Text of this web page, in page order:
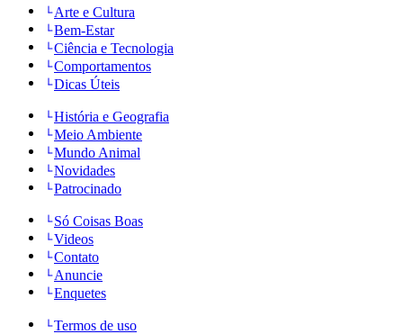
Arte e Cultura
Bem-Estar
Ciência e Tecnologia
Comportamentos
Dicas Úteis
História e Geografia
Meio Ambiente
Mundo Animal
Novidades
Patrocinado
Só Coisas Boas
Videos
Contato
Anuncie
Enquetes
Termos de uso